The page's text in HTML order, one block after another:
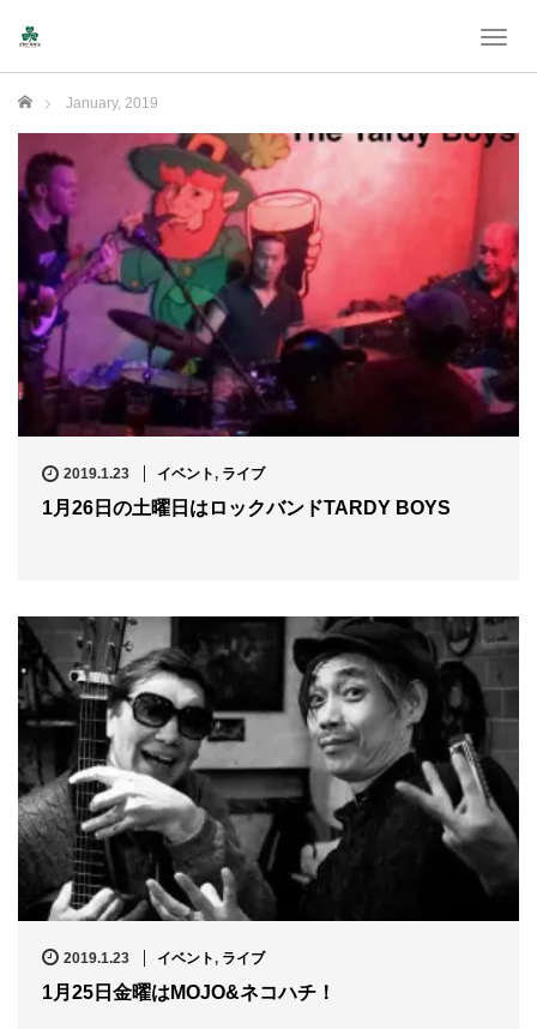
T
l
i
g
a
t
o
n
Home January, 2019
2019.1.23 イベント, ライブ
1月26日の土曜日はロックバンドTARDY BOYS
2019.1.23 イベント, ライブ
1月25日金曜はMOJO&ネコハチ！